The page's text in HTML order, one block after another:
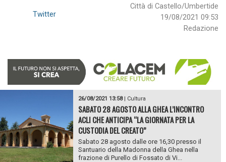
Città di Castello/Umbertide
19/08/2021 09:53
Redazione
Twitter
26/08/2021 13:58| Cultura
SABATO 28 AGOSTO ALLA GHEA L’INCONTRO
ACLI CHE ANTICIPA “LA GIORNATA PER LA
CUSTODIA DEL CREATO”
Sabato 28 agosto dalle ore 16,30 presso il
Santuario della Madonna della Ghea nella
frazione di Purello di Fossato di Vi...